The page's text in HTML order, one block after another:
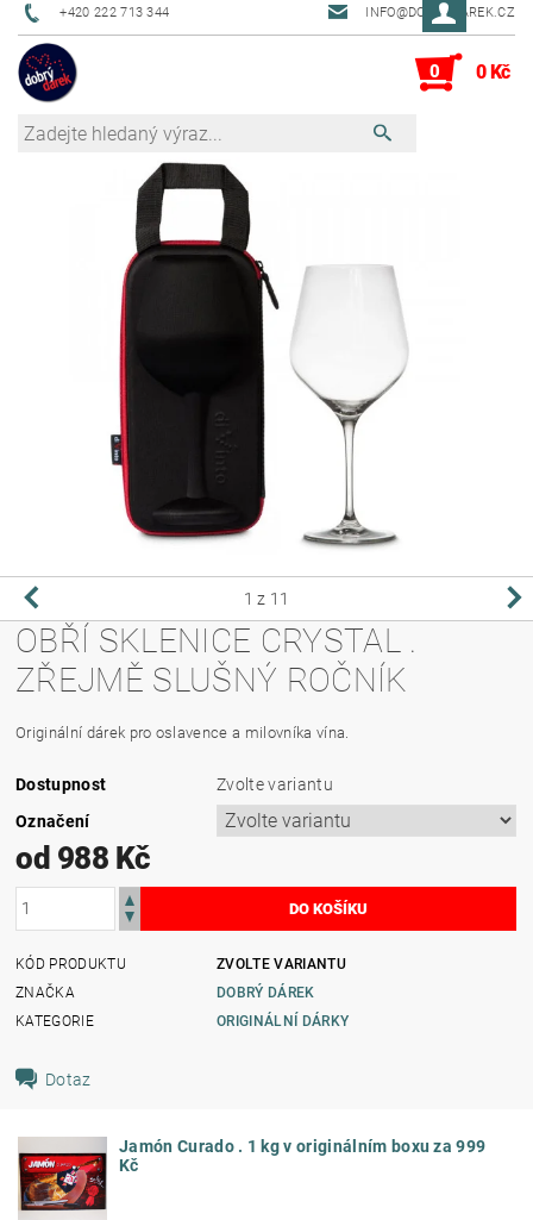
+420 222 713 344 INFO@DOBRYDAREK.CZ
0 0 Kč
1 z 11
OBŘÍ SKLENICE CRYSTAL .
ZŘEJMĚ SLUŠNÝ ROČNÍK
Originální dárek pro oslavence a milovníka vína.
Dostupnost
Zvolte variantu
Označení
od 988 Kč
KÓD PRODUKTU
ZVOLTE VARIANTU
ZNAČKA
DOBRÝ DÁREK
KATEGORIE
ORIGINÁLNÍ DÁRKY
Dotaz
Jamón Curado . 1 kg v originálním boxu za 999
Kč